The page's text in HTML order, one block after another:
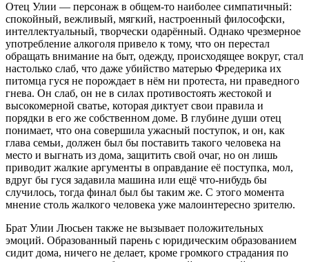
Отец Улии — персонаж в общем-то наиболее симпатичный:
спокойный, вежливый, мягкий, настроенный философски,
интеллектуальный, творчески одарённый. Однако чрезмерное
употребление алкоголя привело к тому, что он перестал
обращать внимание на быт, одежду, происходящее вокруг, стал
настолько слаб, что даже убийство матерью Фредерика их
питомца гуся не порождает в нём ни протеста, ни праведного
гнева. Он слаб, он не в силах противостоять жестокой и
высокомерной сватье, которая диктует свои правила и
порядки в его же собственном доме. В глубине души отец
понимает, что она совершила ужасный поступок, и он, как
глава семьи, должен был бы поставить такого человека на
место и выгнать из дома, защитить свой очаг, но он лишь
приводит жалкие аргументы в оправдание её поступка, мол,
вдруг бы гуся задавила машина или ещё что-нибудь бы
случилось, тогда финал был бы таким же. С этого момента
мнение столь жалкого человека уже малоинтересно зрителю.
Брат Улии Люсьен также не вызывает положительных
эмоций. Образованный парень с юридическим образованием
сидит дома, ничего не делает, кроме громкого страдания по